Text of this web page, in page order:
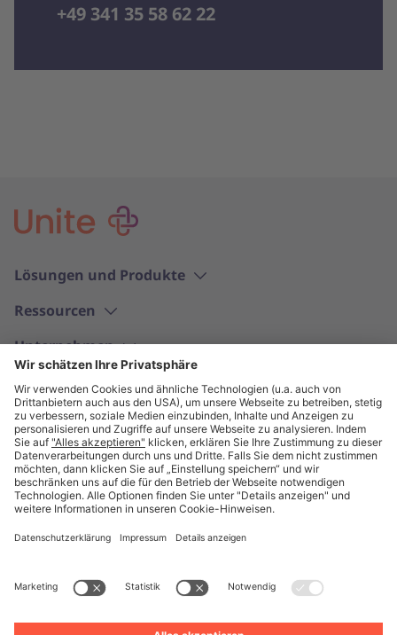
+49 341 35 58 62 22
Lösungen und Produkte
Ressourcen
Unternehmen
Deutsch